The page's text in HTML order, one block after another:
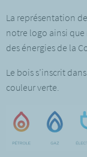
La représentation
notre logo ainsi
des énergies de la
Le bois s’inscrit
couleur verte.